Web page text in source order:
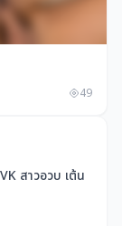
49
สาวอวบ เต้น